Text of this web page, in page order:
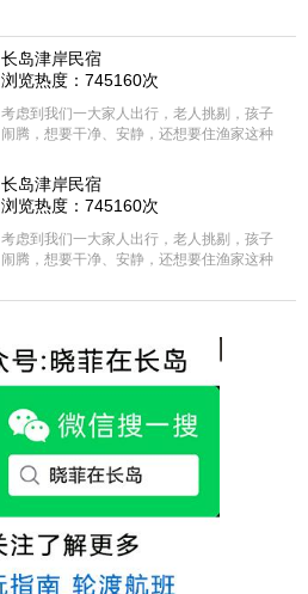
长岛津岸民宿
浏览热度：745160次
考虑到我们一大家人出行，老人挑剔，孩子
闹腾，想要干净、安静，还想要住渔家这种
选择津岸民宿，实际体验客房很干净，饭菜
方面家里老人也很满意，整体饭菜给搭配的
很好，每顿饭也不重样的，海鲜确实是非常
的新鲜呢，另外值得一提的是，他家的海菜
包子非常好吃。 其实长岛可选的酒店、民宿
各不相同，可以根据自己的喜好选择。非常
热情，能根据我提出的需求来安排房间，这
点很好。
长岛津岸民宿
浏览热度：745160次
考虑到我们一大家人出行，老人挑剔，孩子
闹腾，想要干净、安静，还想要住渔家这种
选择津岸民宿，实际体验客房很干净，饭菜
很好，每顿饭也不重样的，海鲜确实是非常
的新鲜呢，另外值得一提的是，他家的海菜
包子非常好吃。 其实长岛可选的酒店、民宿
各不相同，可以根据自己的喜好选择。非常
推荐津岸民宿，关键是老板娘晓菲很细心、
热情，能根据我提出的需求来安排房间，这
点很好。